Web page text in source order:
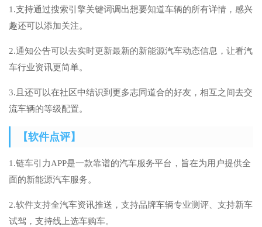
1.支持通过搜索引擎关键词调出想要知道车辆的所有详情，感兴
趣还可以添加关注。
2.通知公告可以去实时更新最新的新能源汽车动态信息，让看汽
车行业资讯更简单。
3.且还可以在社区中结识到更多志同道合的好友，相互之间去交
流车辆的等级配置。
【软件点评】
1.链车引力APP是一款靠谱的汽车服务平台，旨在为用户提供全
面的新能源汽车服务。
2.软件支持全汽车资讯推送，支持品牌车辆专业测评、支持新车
试驾，支持线上选车购车。